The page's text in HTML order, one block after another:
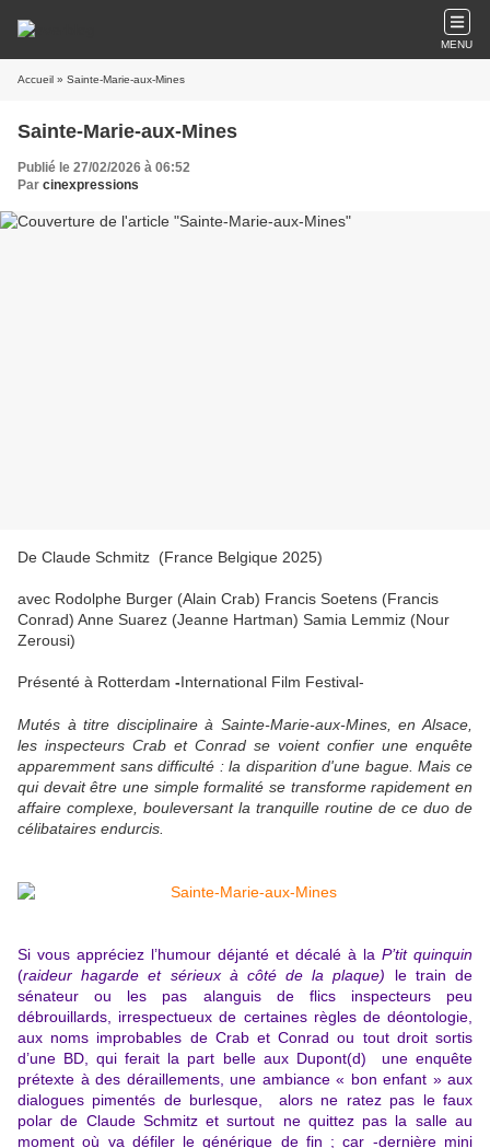
MENU
Accueil » Sainte-Marie-aux-Mines
Sainte-Marie-aux-Mines
Publié le 27/02/2026 à 06:52
Par cinexpressions
De Claude Schmitz (France Belgique 2025)
avec Rodolphe Burger (Alain Crab) Francis Soetens (Francis
Conrad) Anne Suarez (Jeanne Hartman) Samia Lemmiz (Nour
Zerousi)
Présenté à Rotterdam -International Film Festival-
Mutés à titre disciplinaire à Sainte-Marie-aux-Mines, en Alsace,
les inspecteurs Crab et Conrad se voient confier une enquête
apparemment sans difficulté : la disparition d'une bague. Mais ce
qui devait être une simple formalité se transforme rapidement en
affaire complexe, bouleversant la tranquille routine de ce duo de
célibataires endurcis.
Si vous appréciez l’humour déjanté et décalé à la P’tit quinquin
(raideur hagarde et sérieux à côté de la plaque) le train de
sénateur ou les pas alanguis de flics inspecteurs peu
débrouillards, irrespectueux de certaines règles de déontologie,
aux noms improbables de Crab et Conrad ou tout droit sortis
d’une BD, qui ferait la part belle aux Dupont(d) une enquête
prétexte à des déraillements, une ambiance « bon enfant » aux
dialogues pimentés de burlesque, alors ne ratez pas le faux
polar de Claude Schmitz et surtout ne quittez pas la salle au
moment où va défiler le générique de fin ; car -dernière mini